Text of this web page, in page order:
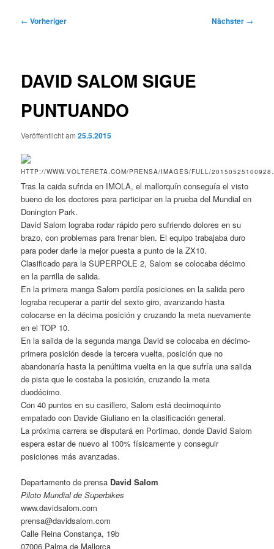
Beitragsnavigation
← Vorheriger Nächster →
DAVID SALOM SIGUE
PUNTUANDO
Veröffentlicht am25.5.2015
Tras la caida sufrida en IMOLA, el mallorquín conseguía el visto
bueno de los doctores para participar en la prueba del Mundial en
Donington Park.
David Salom lograba rodar rápido pero sufriendo dolores en su
brazo, con problemas para frenar bien. El equipo trabajaba duro
para poder darle la mejor puesta a punto de la ZX10.
Clasificado para la SUPERPOLE 2, Salom se colocaba décimo
en la parrilla de salida.
En la primera manga Salom perdía posiciones en la salida pero
lograba recuperar a partir del sexto giro, avanzando hasta
colocarse en la décima posición y cruzando la meta nuevamente
en el TOP 10.
En la salida de la segunda manga David se colocaba en décimo-
primera posición desde la tercera vuelta, posición que no
abandonaría hasta la penúltima vuelta en la que sufría una salida
de pista que le costaba la posición, cruzando la meta
duodécimo.
Con 40 puntos en su casillero, Salom está decimoquinto
empatado con Davide Giuliano en la clasificación general.
La próxima carrera se disputará en Portimao, donde David Salom
espera estar de nuevo al 100% físicamente y conseguir
posiciones más avanzadas.
Departamento de prensa David Salom
Piloto Mundial de Superbikes
www.davidsalom.com
prensa@davidsalom.com
Calle Reina Constança, 19b
07006 Palma de Mallorca